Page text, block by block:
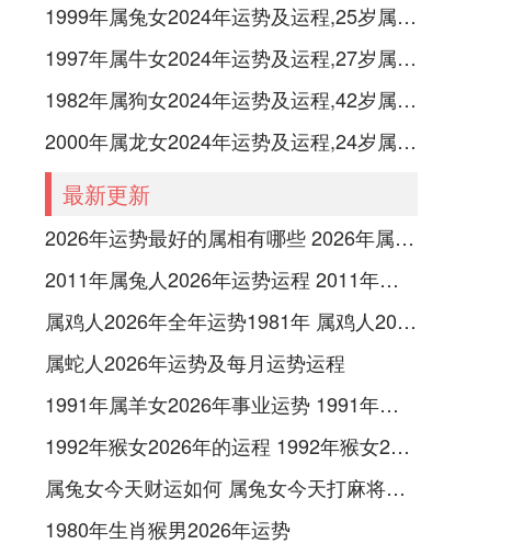
1999年属兔女2024年运势及运程,25岁属兔人2024全年每月运势女性如何
1997年属牛女2024年运势及运程,27岁属牛人2024全年每月运势女性如何
1982年属狗女2024年运势及运程,42岁属狗人2024全年每月运势女性如何
2000年属龙女2024年运势及运程,24岁属龙人2024全年每月运势女性如何
最新更新
2026年运势最好的属相有哪些 2026年属鼠的运势
2011年属兔人2026年运势运程 2011年属兔人可以搬家吗
属鸡人2026年全年运势1981年 属鸡人2026年财运如何
属蛇人2026年运势及每月运势运程
1991年属羊女2026年事业运势 1991年属羊女戴什么能转运
1992年猴女2026年的运程 1992年猴女2026年运势完整版
属兔女今天财运如何 属兔女今天打麻将财运
1980年生肖猴男2026年运势